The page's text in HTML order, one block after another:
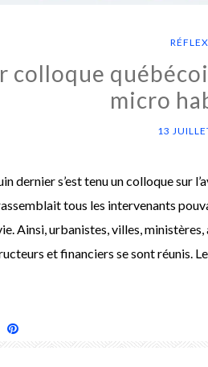
colloque
micro
13
dernier s’est tenu un colloque sur
tous les intervenants
Ainsi, urbanistes, villes,
et financiers se sont réunis.